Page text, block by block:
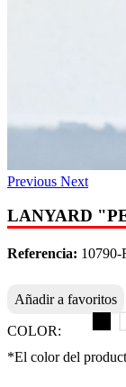
Previous Next
LANYARD
Referencia: 10790-
Añadir a favoritos
COLOR:
*El color del